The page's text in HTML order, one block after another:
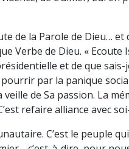
de la Parole de Dieu… et
Verbe de Dieu. «
et de que sais-
par la panique
de Sa passion. La
refaire alliance avec
C’est le peuple